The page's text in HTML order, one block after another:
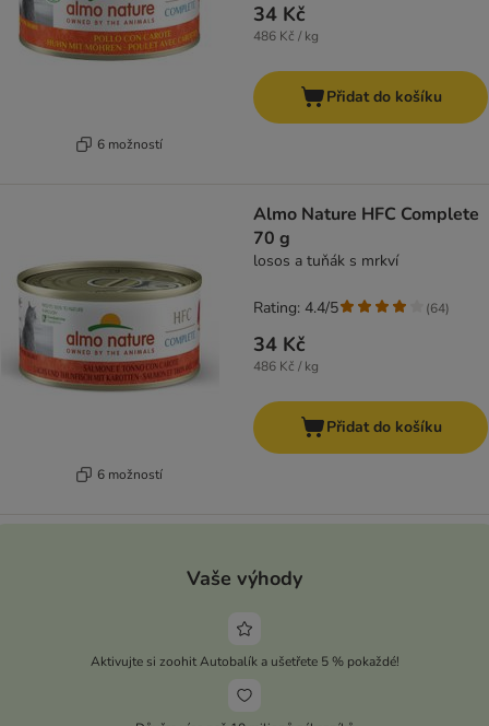
6 možností
34 Kč
486 Kč / kg
Přidat do košíku
6 možností
Almo Nature HFC Complete
70 g
losos a tuňák s mrkví
34 Kč
486 Kč / kg
Rating: 4.4/5 (64)
Přidat do košíku
Vaše výhody
Aktivujte si zoohit Autobalík a ušetřete 5 % pokaždé!